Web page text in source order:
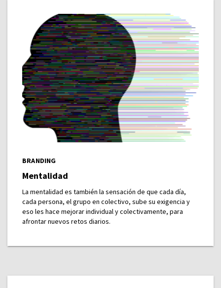
BRANDING
Mentalidad
La mentalidad es también la sensación de que cada día,
cada persona, el grupo en colectivo, sube su exigencia y
eso les hace mejorar individual y colectivamente, para
afrontar nuevos retos diarios.